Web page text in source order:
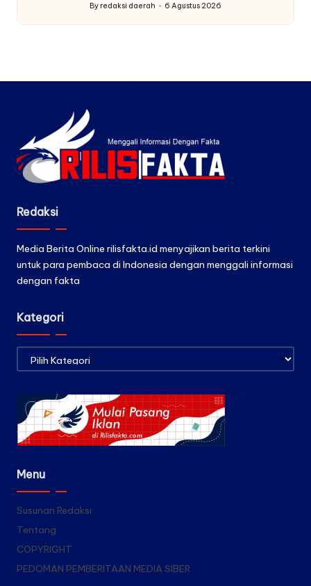
Posted
by
By redaksi daerah 6 Agustus 2026
Redaksi
Media Berita Online rilisfakta.id menyajikan berita terkini
untuk para pembaca di Indonesia dengan menggali informasi
dengan fakta
Kategori
Menu
Susunan Redaksi
Tentang
COPYRIGHT
PEDOMAN PEMBERITAAN MEDIA SIBER